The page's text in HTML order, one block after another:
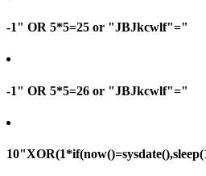
-1" OR 5*5=25 or "JBJkcwlf"="
-1" OR 5*5=26 or "JBJkcwlf"="